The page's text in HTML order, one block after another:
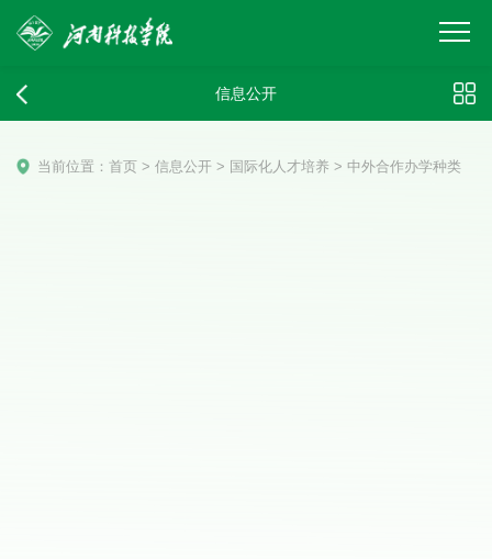
信息公开
当前位置：首页 > 信息公开 > 国际化人才培养 > 中外合作办学种类